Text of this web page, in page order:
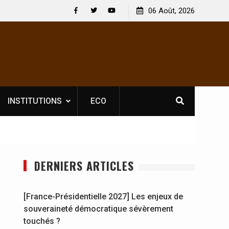
licence obligatoire pour les spectacles : En
l’opérateur culturel Soldat Jahboy se
[France-
souveraineté
06 Août, 2026
INSTITUTIONS ECO
DERNIERS ARTICLES
[France-Présidentielle 2027] Les enjeux de
souveraineté démocratique sévèrement
touchés ?